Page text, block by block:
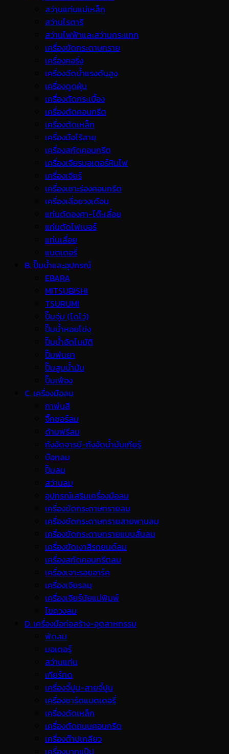
สว่านแท่นแม่เหล็ก
สว่านโรตารี
สว่านไฟฟ้าและสว่านกระแทก
เครื่องขัดกระดาษทราย
เครื่องคอริ่ง
เครื่องฉีดน้ำแรงดันสูง
เครื่องดูดฝุ่น
เครื่องตัดกระเบื้อง
เครื่องตัดคอนกรีต
เครื่องตัดเหล็ก
เครื่องมือไร้สาย
เครื่องสกัดคอนกรีต
เครื่องเจียรมอเตอร์หินไฟ
เครื่องเจียร์
เครื่องเซาะร่องคอนกรีต
เครื่องเลื่อยวงเดือน
แท่นตัดองศา-โต๊ะเลื่อย
แท่นตัดไฟเบอร์
แท่นเลื่อย
แบตเตอรี่
B. ปั๊มน้ำและอุปกรณ์
EBARA
MITSUBISHI
TSURUMI
ปั๊มจุ่ม (ไดโว่)
ปั๊มน้ำหอยโข่ง
ปั๊มน้ำอัตโนมัติ
ปั๊มพ่นยา
ปั๊มสูบน้ำมัน
ปั๊มเฟือง
C. เครื่องมือลม
กาพ่นสี
จิ๊กซอร์ลม
ด้ามฟรีลม
ถังอัดจารบี-ถังอัดน้ำมันเกียร์
บ๊อกลม
ปั๊มลม
สว่านลม
อุปกรณ์เสริมเครื่องมือลม
เครื่องขัดกระดาษทรายลม
เครื่องขัดกระดาษทรายสายพานลม
เครื่องขัดกระดาษทรายแบบสั่นลม
เครื่องขัดเงาสีรถยนต์ลม
เครื่องสกัดคอนกรีตลม
เครื่องเจาะรอยอาร์ค
เครื่องเจียรลม
เครื่องเจียร์นัยแม่พิมพ์
ไขควงลม
D. เครื่องมือก่อสร้าง-อุตสาหกรรม
พ้ดลม
มอเตอร์
สว่านแท่น
เกียร์ทด
เครื่องจี้ปูน-สายจี้ปูน
เครื่องชาร์ตแบตเตอรี่
เครื่องดัดเหล็ก
เครื่องตัดถนนคอนกรีต
เครื่องต๊าปเกลียว
เครื่องบากแป๊ป